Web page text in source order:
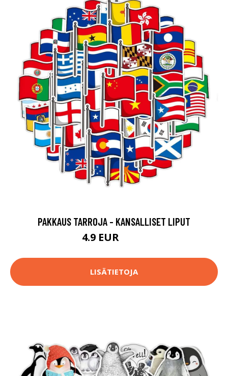
PAKKAUS TARROJA - KANSALLISET LIPUT
4.9 EUR
LISÄTIETOJA